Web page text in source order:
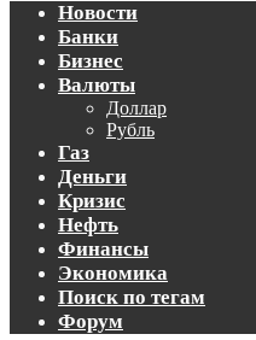
Новости
Банки
Бизнес
Валюты
Доллар
Рубль
Газ
Деньги
Кризис
Нефть
Финансы
Экономика
Поиск по тегам
Форум